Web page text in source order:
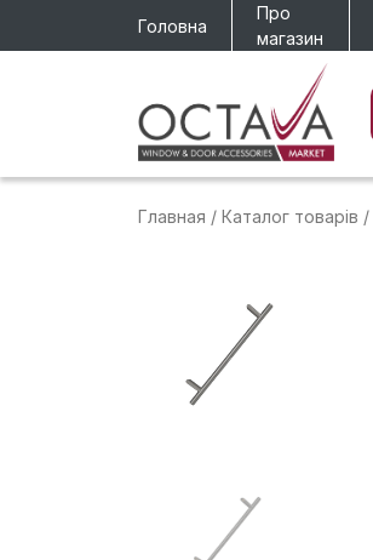
Головна
Про
магазин
Главная / Каталог товарів /